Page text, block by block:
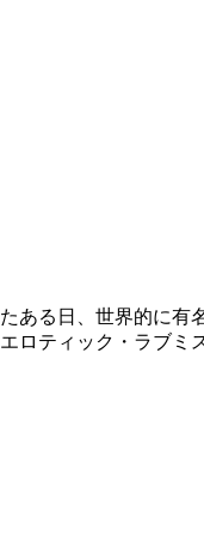
ある日、世界的に
ティック・ラブミ